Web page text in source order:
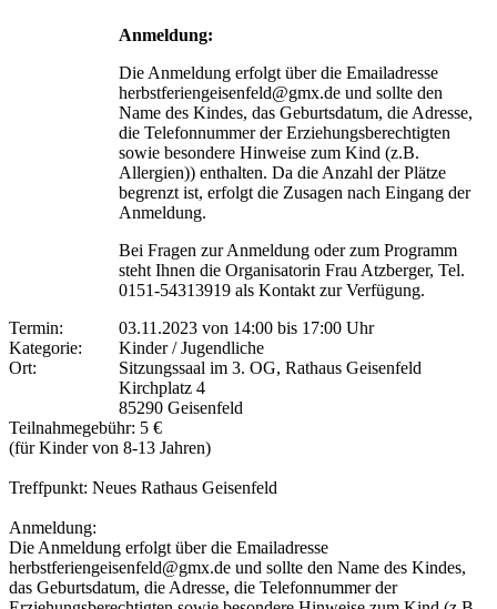
Anmeldung:
Die Anmeldung erfolgt über die Emailadresse
herbstferiengeisenfeld@gmx.de und sollte den
Name des Kindes, das Geburtsdatum, die Adresse,
die Telefonnummer der Erziehungsberechtigten
sowie besondere Hinweise zum Kind (z.B.
Allergien)) enthalten. Da die Anzahl der Plätze
begrenzt ist, erfolgt die Zusagen nach Eingang der
Anmeldung.
Bei Fragen zur Anmeldung oder zum Programm
steht Ihnen die Organisatorin Frau Atzberger, Tel.
0151-54313919 als Kontakt zur Verfügung.
Termin:
03.11.2023 von 14:00 bis 17:00 Uhr
Kategorie:
Kinder / Jugendliche
Ort:
Sitzungssaal im 3. OG, Rathaus Geisenfeld
Kirchplatz 4
85290 Geisenfeld
Teilnahmegebühr: 5 €
(für Kinder von 8-13 Jahren)
Treffpunkt: Neues Rathaus Geisenfeld
Anmeldung:
Die Anmeldung erfolgt über die Emailadresse
herbstferiengeisenfeld@gmx.de und sollte den Name des Kindes,
das Geburtsdatum, die Adresse, die Telefonnummer der